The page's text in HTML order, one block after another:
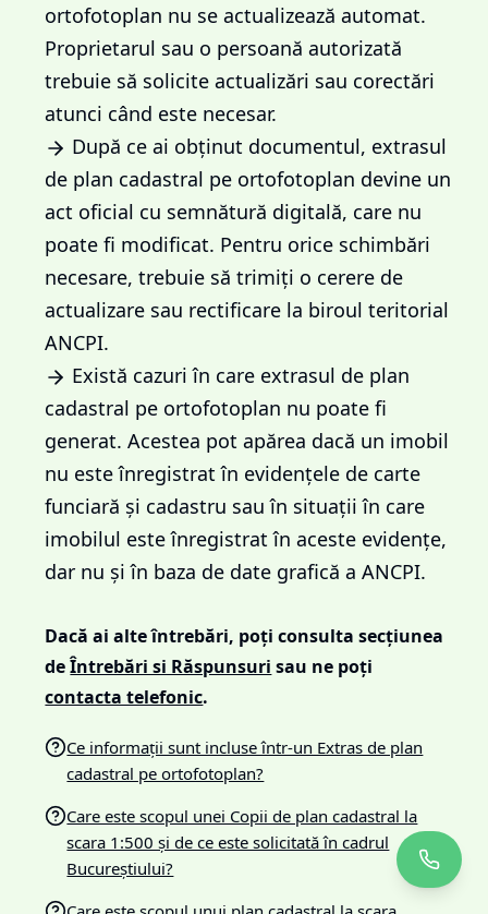
ortofotoplan nu se actualizează automat.
Proprietarul sau o persoană autorizată
trebuie să solicite actualizări sau corectări
atunci când este necesar.
După ce ai obținut documentul, extrasul
de plan cadastral pe ortofotoplan devine un
act oficial cu semnătură digitală, care nu
poate fi modificat. Pentru orice schimbări
necesare, trebuie să trimiți o cerere de
actualizare sau rectificare la biroul teritorial
ANCPI.
Există cazuri în care extrasul de plan
cadastral pe ortofotoplan nu poate fi
generat. Acestea pot apărea dacă un imobil
nu este înregistrat în evidențele de carte
funciară și cadastru sau în situații în care
imobilul este înregistrat în aceste evidențe,
dar nu și în baza de date grafică a ANCPI.
Dacă ai alte întrebări, poți consulta secțiunea
de Întrebări si Răspunsuri sau ne poți
contacta telefonic.
Ce informații sunt incluse într-un Extras de plan
cadastral pe ortofotoplan?
Care este scopul unei Copii de plan cadastral la
scara 1:500 și de ce este solicitată în cadrul
Bucureștiului?